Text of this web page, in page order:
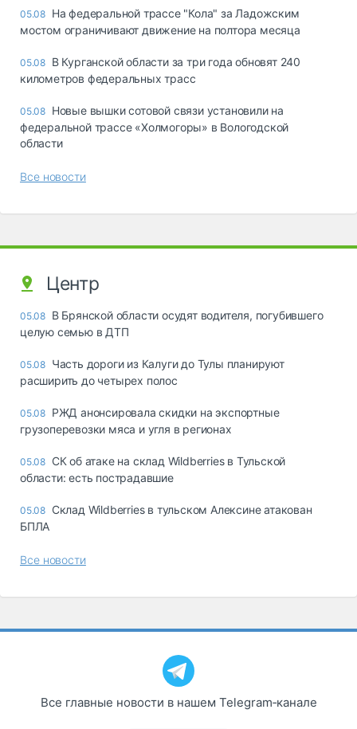
05.08 На федеральной трассе "Кола" за Ладожским
мостом ограничивают движение на полтора месяца
05.08 В Курганской области за три года обновят 240
километров федеральных трасс
05.08 Новые вышки сотовой связи установили на
федеральной трассе «Холмогоры» в Вологодской
области
Все новости
Центр
05.08 В Брянской области осудят водителя, погубившего
целую семью в ДТП
05.08 Часть дороги из Калуги до Тулы планируют
расширить до четырех полос
05.08 РЖД анонсировала скидки на экспортные
грузоперевозки мяса и угля в регионах
05.08 СК об атаке на склад Wildberries в Тульской
области: есть пострадавшие
05.08 Склад Wildberries в тульском Алексине атакован
БПЛА
Все новости
Все главные новости в нашем Telegram‑канале